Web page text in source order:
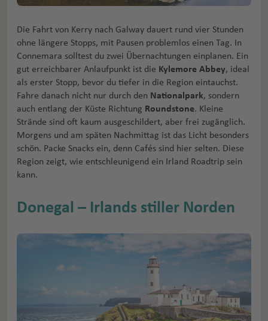
Die Fahrt von Kerry nach Galway dauert rund vier Stunden
ohne längere Stopps, mit Pausen problemlos einen Tag. In
Connemara solltest du zwei Übernachtungen einplanen. Ein
gut erreichbarer Anlaufpunkt ist die Kylemore Abbey, ideal
als erster Stopp, bevor du tiefer in die Region eintauchst.
Fahre danach nicht nur durch den Nationalpark, sondern
auch entlang der Küste Richtung Roundstone. Kleine
Strände sind oft kaum ausgeschildert, aber frei zugänglich.
Morgens und am späten Nachmittag ist das Licht besonders
schön. Packe Snacks ein, denn Cafés sind hier selten. Diese
Region zeigt, wie entschleunigend ein Irland Roadtrip sein
kann.
Donegal – Irlands stiller Norden